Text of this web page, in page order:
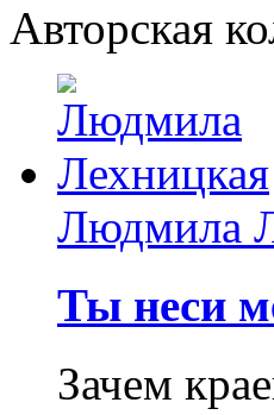
Авторская
Людмила
Ты неси
Зачем